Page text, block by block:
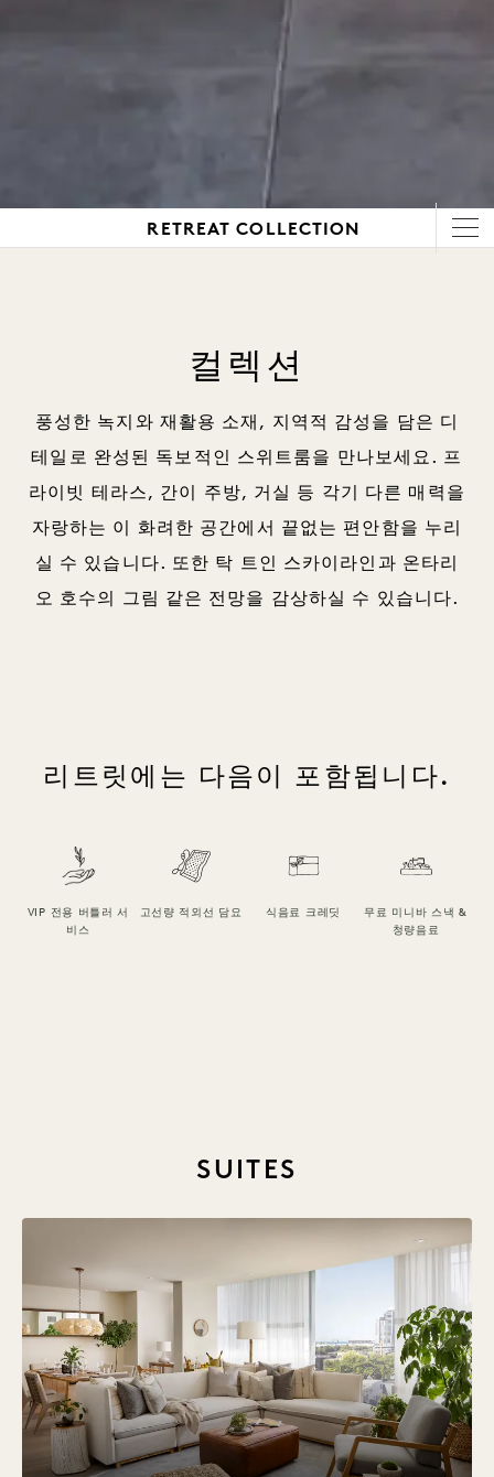
RETREAT COLLECTION
컬렉션
풍성한 녹지와 재활용 소재, 지역적 감성을 담은 디
테일로 완성된 독보적인 스위트룸을 만나보세요. 프
라이빗 테라스, 간이 주방, 거실 등 각기 다른 매력을
자랑하는 이 화려한 공간에서 끝없는 편안함을 누리
실 수 있습니다. 또한 탁 트인 스카이라인과 온타리
오 호수의 그림 같은 전망을 감상하실 수 있습니다.
리트릿에는 다음이 포함됩니다.
VIP 전용 버틀러 서
비스
고선량 적외선 담요 식음료 크레딧
무료 미니바 스낵 &
청량음료
SUITES